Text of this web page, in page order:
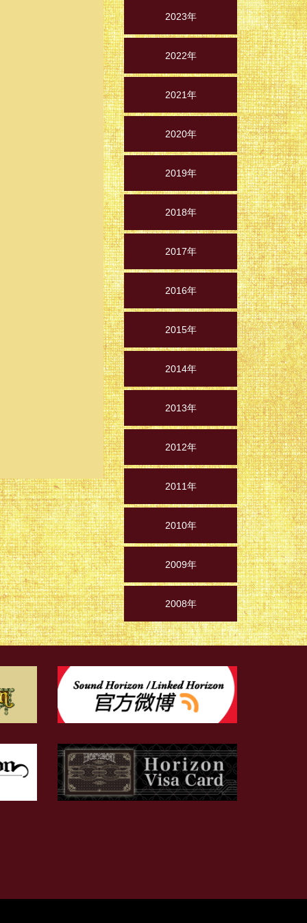
2023年
2022年
2021年
2020年
2019年
2018年
2017年
2016年
2015年
2014年
2013年
2012年
2011年
2010年
2009年
2008年